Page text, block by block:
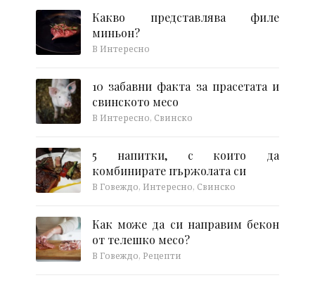
Какво представлява филе
миньон?
В Интересно
10 забавни факта за прасетата и
свинското месо
В Интересно, Свинско
5 напитки, с които да
комбинирате пържолата си
В Говеждо, Интересно, Свинско
Как може да си направим бекон
от телешко месо?
В Говеждо, Рецепти